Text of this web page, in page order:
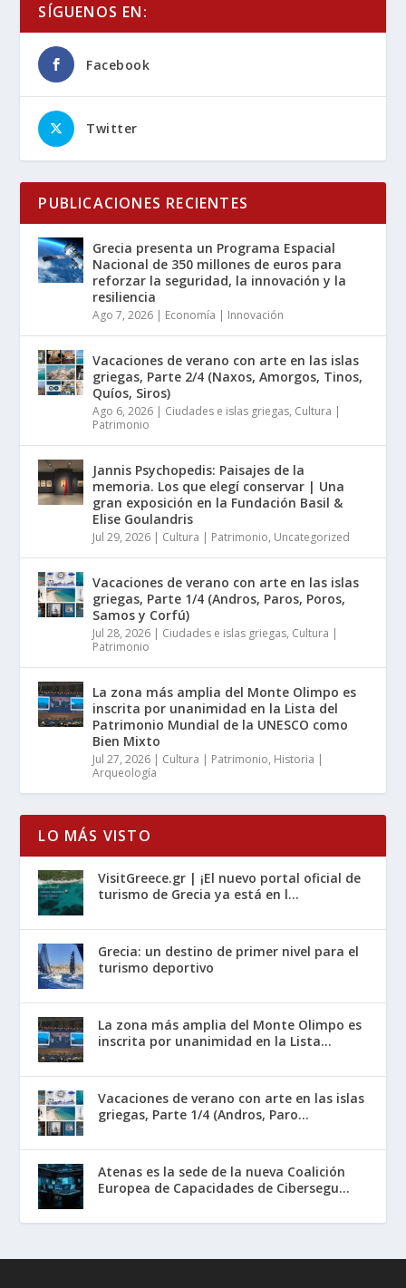
SÍGUENOS EN:
Facebook
Twitter
PUBLICACIONES RECIENTES
Grecia presenta un Programa Espacial
Nacional de 350 millones de euros para
reforzar la seguridad, la innovación y la
resiliencia
Ago 7, 2026 | Economía | Innovación
Vacaciones de verano con arte en las islas
griegas, Parte 2/4 (Naxos, Amorgos, Tinos,
Quíos, Siros)
Ago 6, 2026 | Ciudades e islas griegas, Cultura |
Patrimonio
Jannis Psychopedis: Paisajes de la
memoria. Los que elegí conservar | Una
gran exposición en la Fundación Basil &
Elise Goulandris
Jul 29, 2026 | Cultura | Patrimonio, Uncategorized
Vacaciones de verano con arte en las islas
griegas, Parte 1/4 (Andros, Paros, Poros,
Samos y Corfú)
Jul 28, 2026 | Ciudades e islas griegas, Cultura |
Patrimonio
La zona más amplia del Monte Olimpo es
inscrita por unanimidad en la Lista del
Patrimonio Mundial de la UNESCO como
Bien Mixto
Jul 27, 2026 | Cultura | Patrimonio, Historia |
Arqueología
LO MÁS VISTO
VisitGreece.gr | ¡El nuevo portal oficial de
turismo de Grecia ya está en l...
Grecia: un destino de primer nivel para el
turismo deportivo
La zona más amplia del Monte Olimpo es
inscrita por unanimidad en la Lista...
Vacaciones de verano con arte en las islas
griegas, Parte 1/4 (Andros, Paro...
Atenas es la sede de la nueva Coalición
Europea de Capacidades de Cibersegu...